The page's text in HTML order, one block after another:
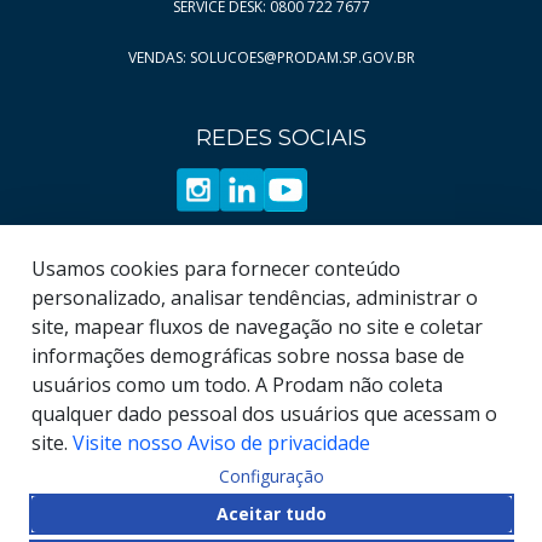
Página
19
Página
21
Página
22
Página
23
Página
25
Página
26
Página
27
Página
28
SERVICE DESK: 0800 722 7677
VENDAS: SOLUCOES@PRODAM.SP.GOV.BR
REDES SOCIAIS
2026, Empresa de Tecnologia da
Usamos cookies para fornecer conteúdo
personalizado, analisar tendências, administrar o
site, mapear fluxos de navegação no site e coletar
informações demográficas sobre nossa base de
usuários como um todo. A Prodam não coleta
qualquer dado pessoal dos usuários que acessam o
site. Visite nosso Aviso de privacidade
Configuração
Aceitar tudo